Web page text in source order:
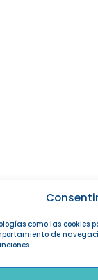
como las
de